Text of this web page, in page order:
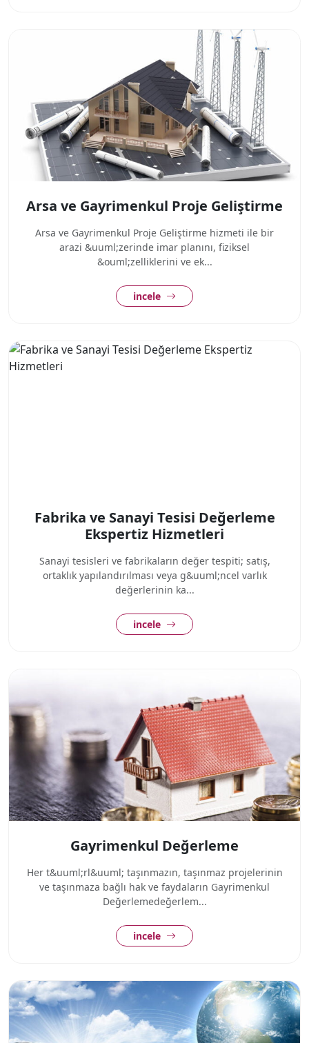
Arsa ve Gayrimenkul Proje Geliştirme
Arsa ve Gayrimenkul Proje Geliştirme hizmeti ile bir
arazi &uuml;zerinde imar planını, fiziksel
&ouml;zelliklerini ve ek...
incele
Fabrika ve Sanayi Tesisi Değerleme
Ekspertiz Hizmetleri
Sanayi tesisleri ve fabrikaların değer tespiti; satış,
ortaklık yapılandırılması veya g&uuml;ncel varlık
değerlerinin ka...
incele
Gayrimenkul Değerleme
Her t&uuml;rl&uuml; taşınmazın, taşınmaz projelerinin
ve taşınmaza bağlı hak ve faydaların Gayrimenkul
Değerlemedeğerlem...
incele